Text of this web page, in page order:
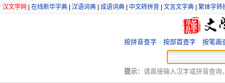
汉文学网 在线新华字典 汉语词典 成语词典 中文转拼音 文言文字典 繁体字转
按拼音查字 按部首查字 按笔画
提示： 请直接输入汉字或拼音查询